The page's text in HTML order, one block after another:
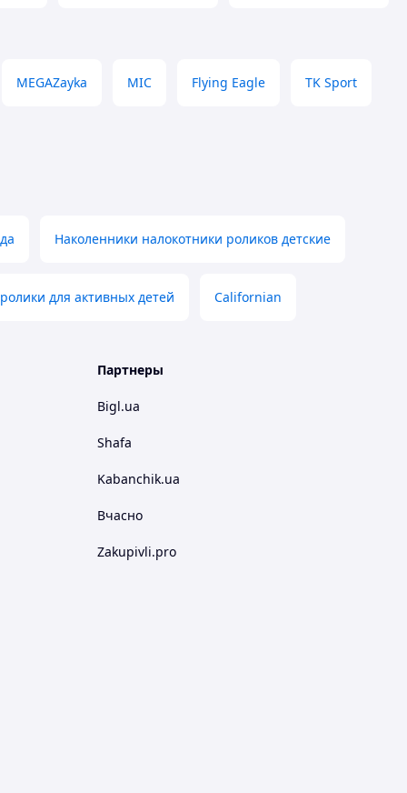
MEGAZayka MIC Flying Eagle TK Sport
Наколенники налокотники роликов детские
для активных детей Californian
Партнеры
Bigl.ua
Shafa
Kabanchik.ua
Вчасно
Zakupivli.pro